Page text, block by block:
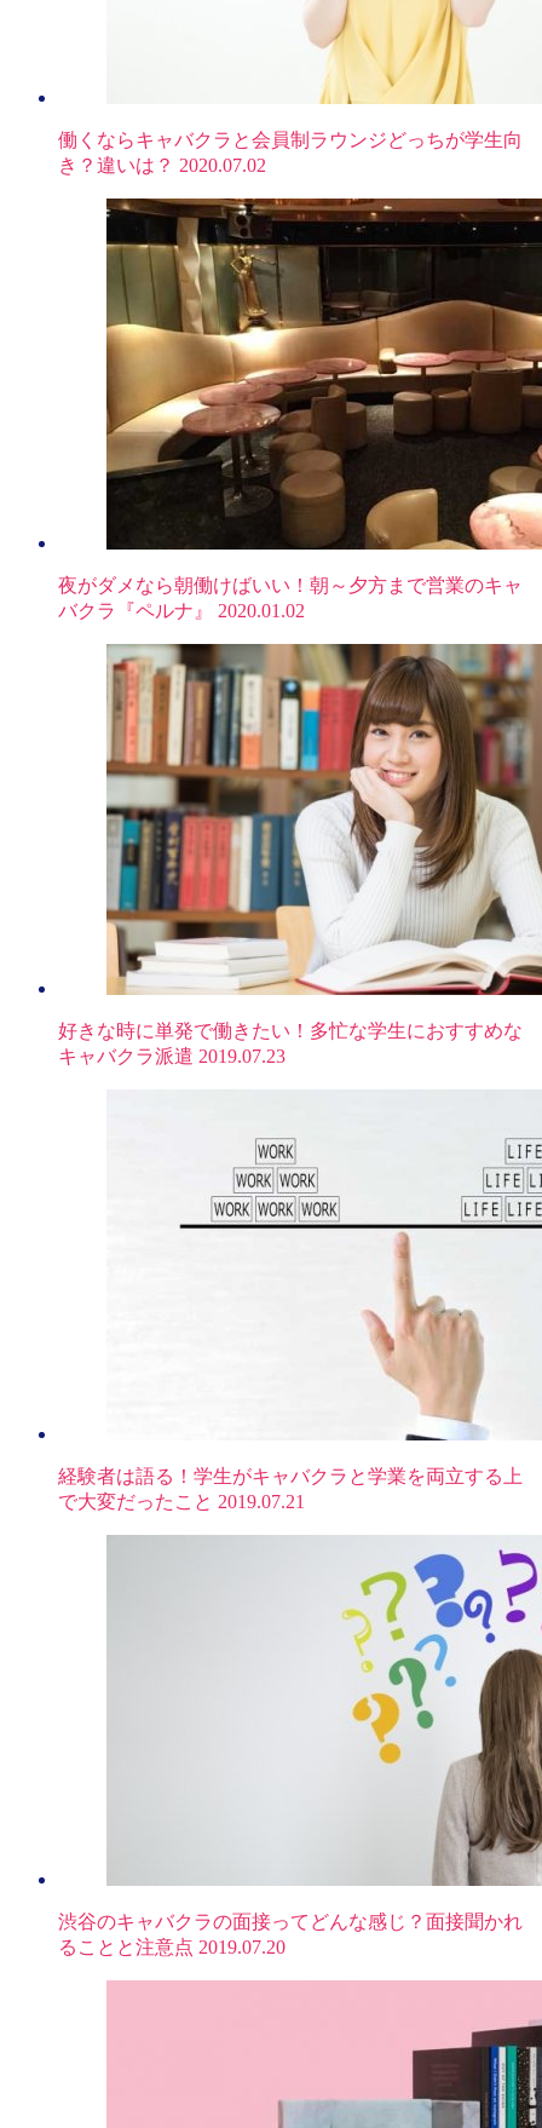
働くならキャバクラと会員制ラウンジどっちが学生向
き？違いは？ 2020.07.02
夜がダメなら朝働けばいい！朝～夕方まで営業のキャ
バクラ『ペルナ』 2020.01.02
好きな時に単発で働きたい！多忙な学生におすすめな
キャバクラ派遣 2019.07.23
経験者は語る！学生がキャバクラと学業を両立する上
で大変だったこと 2019.07.21
渋谷のキャバクラの面接ってどんな感じ？面接聞かれ
ることと注意点 2019.07.20